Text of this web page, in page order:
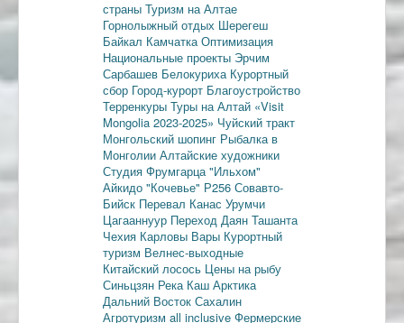
страны Туризм на Алтае
Горнолыжный отдых Шерегеш
Байкал Камчатка Оптимизация
Национальные проекты Эрчим
Сарбашев Белокуриха Курортный
сбор Город-курорт Благоустройство
Терренкуры Туры на Алтай «Visit
Mongolia 2023-2025» Чуйский тракт
Монгольский шопинг Рыбалка в
Монголии Алтайские художники
Студия Фрумгарца "Ильхом"
Айкидо "Кочевье" Р256 Совавто-
Бийск Перевал Канас Урумчи
Цагааннуур Переход Даян Ташанта
Чехия Карловы Вары Курортный
туризм Велнес-выходные
Китайский лосось Цены на рыбу
Синьцзян Река Каш Арктика
Дальний Восток Сахалин
Агротуризм all inclusive Фермерские